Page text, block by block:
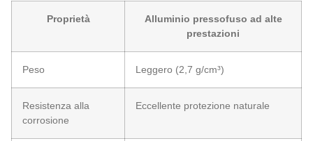
Proprietà
Alluminio pressofuso ad alte
prestazioni
Peso Leggero (2,7 g/cm³)
Resistenza alla
corrosione
Eccellente protezione naturale